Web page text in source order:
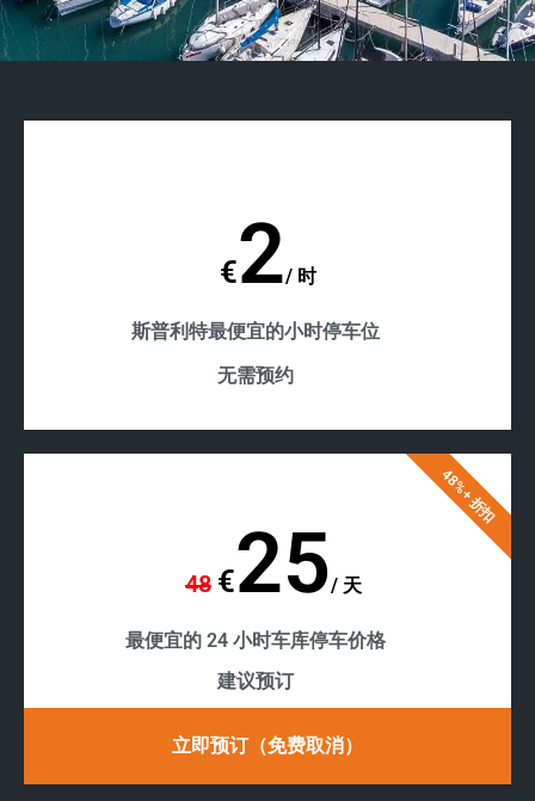
€2/ 时
斯普利特最便宜的小时停车位
无需预约
48%+ 折扣
48 €25/ 天
最便宜的 24 小时车库停车价格
建议预订
立即预订（免费取消）